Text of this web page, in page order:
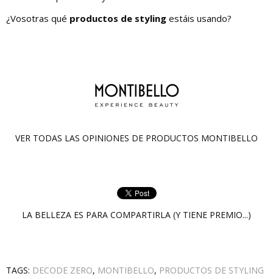
¿Vosotras qué productos de styling estáis usando?
VER TODAS LAS OPINIONES DE PRODUCTOS MONTIBELLO
LA BELLEZA ES PARA COMPARTIRLA (Y TIENE PREMIO...)
TAGS: DECODE ZERO, MONTIBELLO, PRODUCTOS DE STYLING